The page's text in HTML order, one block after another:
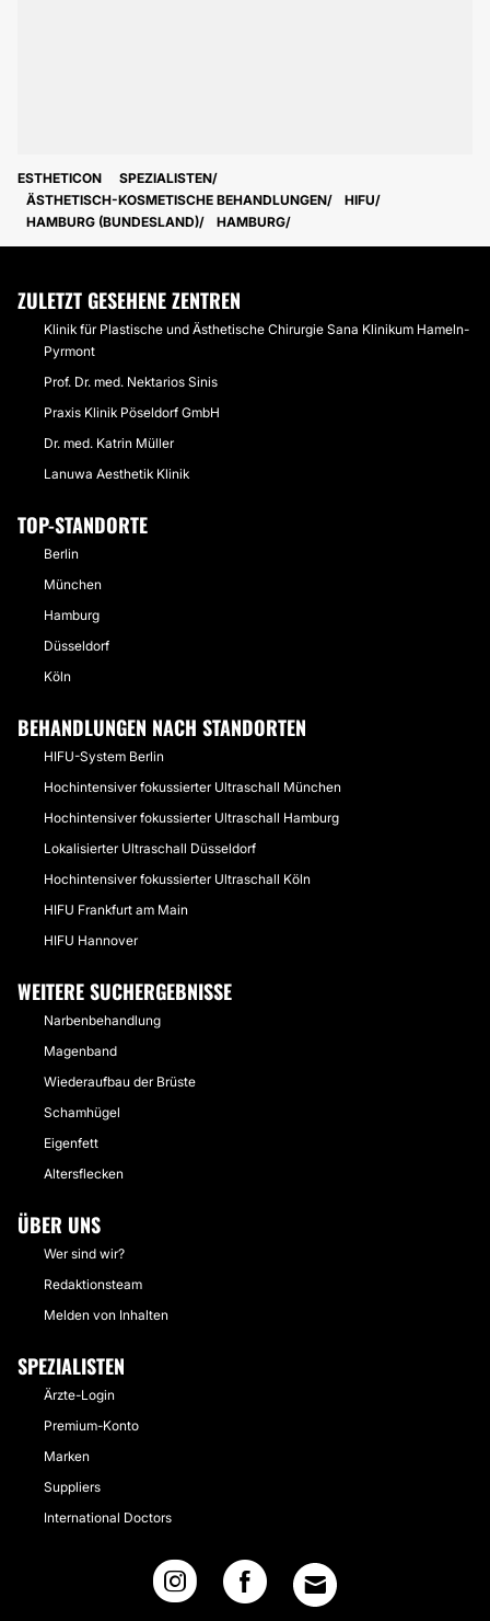
ESTHETICON
SPEZIALISTEN
ÄSTHETISCH-KOSMETISCHE BEHANDLUNGEN
HIFU
HAMBURG (BUNDESLAND)
HAMBURG
ZULETZT GESEHENE ZENTREN
Klinik für Plastische und Ästhetische Chirurgie Sana Klinikum Hameln-
Pyrmont
Prof. Dr. med. Nektarios Sinis
Praxis Klinik Pöseldorf GmbH
Dr. med. Katrin Müller
Lanuwa Aesthetik Klinik
TOP-STANDORTE
Berlin
München
Hamburg
Düsseldorf
Köln
BEHANDLUNGEN NACH STANDORTEN
HIFU-System Berlin
Hochintensiver fokussierter Ultraschall München
Hochintensiver fokussierter Ultraschall Hamburg
Lokalisierter Ultraschall Düsseldorf
Hochintensiver fokussierter Ultraschall Köln
HIFU Frankfurt am Main
HIFU Hannover
WEITERE SUCHERGEBNISSE
Narbenbehandlung
Magenband
Wiederaufbau der Brüste
Schamhügel
Eigenfett
Altersflecken
ÜBER UNS
Wer sind wir?
Redaktionsteam
Melden von Inhalten
SPEZIALISTEN
Ärzte-Login
Premium-Konto
Marken
Suppliers
International Doctors